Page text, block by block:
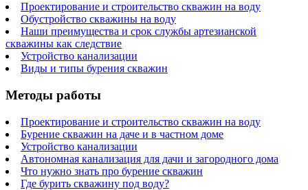
Проектирование и строительство скважин на воду
Обустройство скважины на воду
Наши преимущества и срок службы артезианской
скважины как следствие
Устройство канализации
Виды и типы бурения скважин
Методы работы
Проектирование и строительство скважин на воду
Бурение скважин на даче и в частном доме
Устройство канализации
Автономная канализация для дачи и загородного дома
Что нужно знать про бурение скважин
Где бурить скважину под воду?